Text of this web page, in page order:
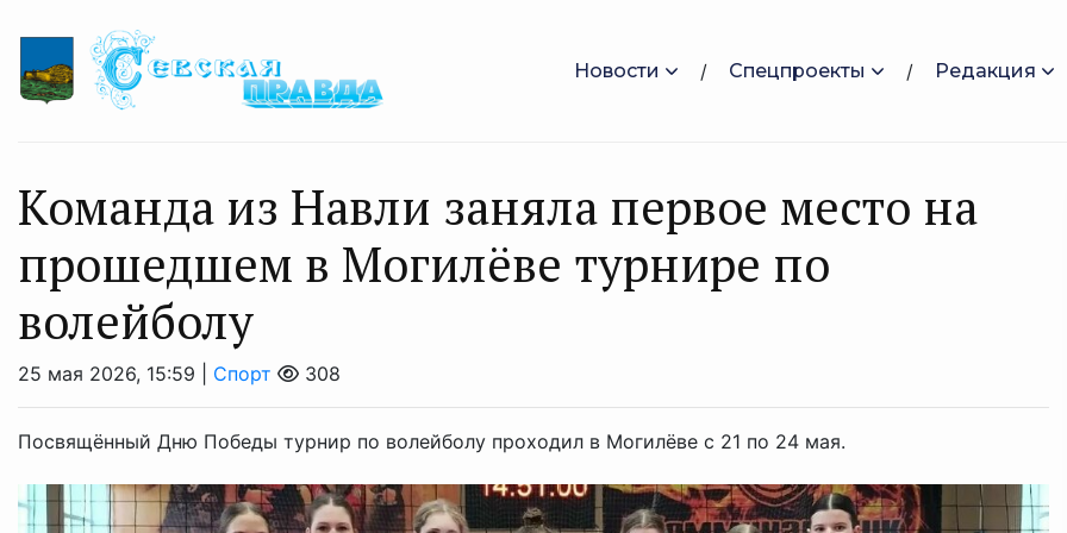
Новости Спецпроекты Редакция
Команда из Навли заняла первое место на
прошедшем в Могилёве турнире по
волейболу
25 мая 2026, 15:59 | Спорт 308
Посвящённый Дню Победы турнир по волейболу проходил в Могилёве с 21 по 24 мая.